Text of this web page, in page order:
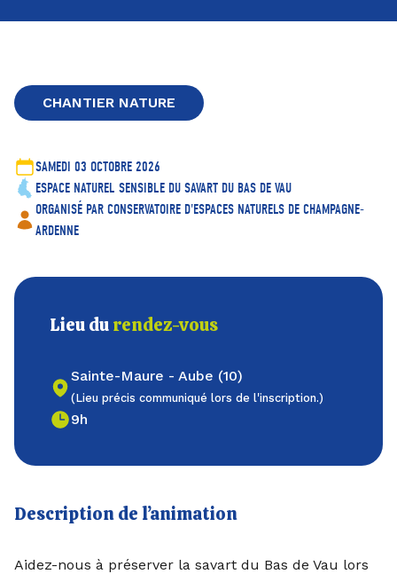
CHANTIER NATURE
SAMEDI 03 OCTOBRE 2026
ESPACE NATUREL SENSIBLE DU SAVART DU BAS DE VAU
ORGANISÉ PAR CONSERVATOIRE D'ESPACES NATURELS DE CHAMPAGNE-
ARDENNE
Lieu durendez-vous
Sainte-Maure - Aube (10)
(Lieu précis communiqué lors de l'inscription.)
9h
Description de l’animation
Aidez-nous à préserver la savart du Bas de Vau lors